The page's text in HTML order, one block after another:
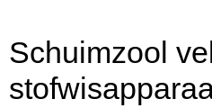
Schuimzool